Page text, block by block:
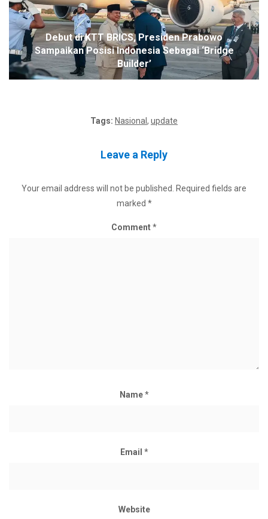
Debut di KTT BRICS, Presiden Prabowo
Sampaikan Posisi Indonesia Sebagai ‘Bridge
Builder’
Tags: Nasional, update
Leave a Reply
Your email address will not be published. Required fields are
marked *
Comment*
Name*
Email *
Website